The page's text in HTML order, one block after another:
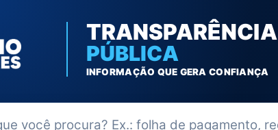
TRANSPARÊNCIA
PÚBLICA
INFORMAÇÃO QUE GERA CONFIANÇA
Portal da Transparência